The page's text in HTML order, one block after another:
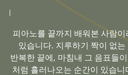
피아노를 끝까지 배워본 사람
있습니다. 지루하기 짝이 없
반복한 끝에, 마침내 그 음표들
처럼 흘러나오는 순간이 있습